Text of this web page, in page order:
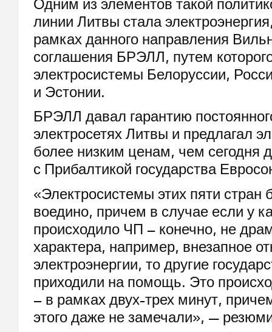
Одним из элементов такой
линии Литвы стала
рамках данного направления
соглашения БРЭЛЛ, путем
электросистемы Белоруссии,
и Эстонии.
БРЭЛЛ давал гарантию
электросетях Литвы и предлагал
более низким ценам, чем сегодня
с Прибалтикой государства
«Электросистемы этих пяти
воедино, причем в случае если у
происходило ЧП – конечно, не
характера, например, внезапное
электроэнергии, то другие
приходили на помощь. Это
– в рамках двух-трех минут,
этого даже не замечали», —